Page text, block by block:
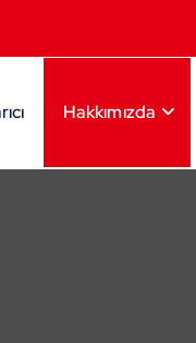
Hakkımızda